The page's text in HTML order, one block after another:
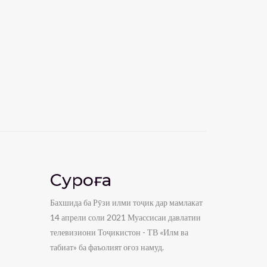
Суроға
Бахшида ба Рӯзи илми тоҷик дар мамлакат
14 апрели соли 2021 Муассисаи давлатии
телевизиони Тоҷикистон - ТВ «Илм ва
табиат» ба фаъолият оғоз намуд.